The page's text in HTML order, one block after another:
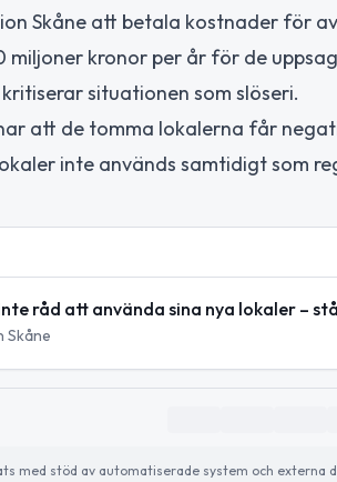
Skåne att betala kostnader för
miljoner kronor per år för de
situationen som slöseri.
att de tomma lokalerna får
inte används samtidigt som
råd att använda sina nya lokaler –
Skåne
med stöd av automatiserade system och